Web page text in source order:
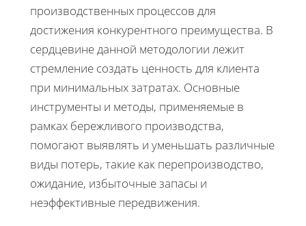
производственных процессов для
достижения конкурентного преимущества. В
сердцевине данной методологии лежит
стремление создать ценность для клиента
при минимальных затратах. Основные
инструменты и методы, применяемые в
рамках бережливого производства,
помогают выявлять и уменьшать различные
виды потерь, такие как перепроизводство,
ожидание, избыточные запасы и
неэффективные передвижения.